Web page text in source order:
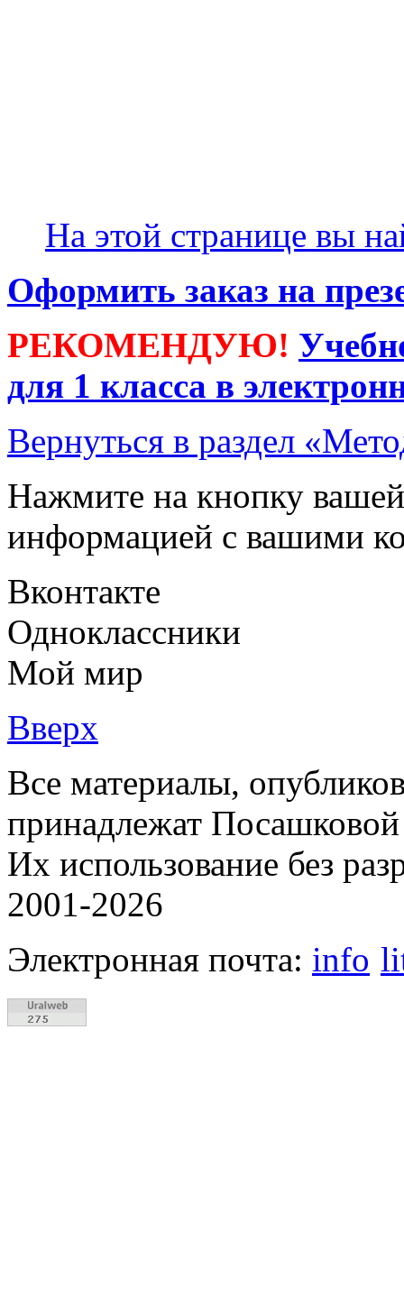
На этой странице вы
Оформить заказ на
РЕКОМЕНДУЮ!
для 1 класса в
Вернуться в раздел
Нажмите на кнопку
информацией с вашими
Вконтакте
Одноклассники
Мой мир
Вверх
Все материалы,
принадлежат
Их использование без
2001-2026
Электронная почта: info